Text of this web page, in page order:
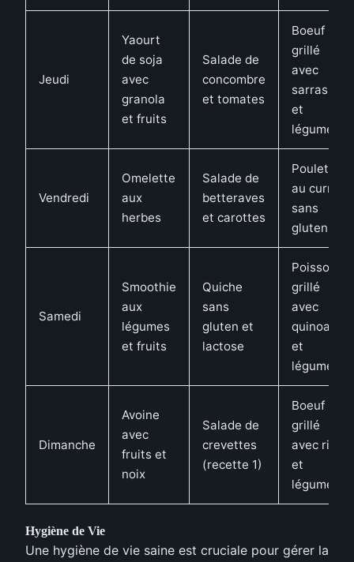
Jeudi
Yaourt
de soja
avec
granola
et fruits
Salade de
concombre
et tomates
Boeuf
grillé
avec
sarrasin
et
légumes
Vendredi
Omelette
aux
herbes
Salade de
betteraves
et carottes
Poulet
au curry
sans
gluten
Samedi
Smoothie
aux
légumes
et fruits
Quiche
sans
gluten et
lactose
Poisson
grillé
avec
quinoa
et
légumes
Dimanche
Avoine
avec
fruits et
noix
Salade de
crevettes
(recette 1)
Boeuf
grillé
avec riz
et
légumes
Hygiène de Vie
Une hygiène de vie saine est cruciale pour gérer la